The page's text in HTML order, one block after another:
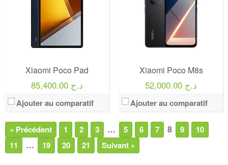
Xiaomi Poco Pad
85,400.00 د.ج
Ajouter au comparatif
Xiaomi Poco M8s
52,000.00 د.ج
Ajouter au comparatif
« Précédent 1 2 3 … 5 6 7 8 9
10
11
… 19 20 21 Suivant »